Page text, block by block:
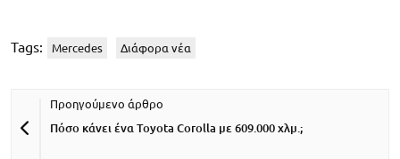
Tags: Mercedes Διάφορα νέα
Πόσο κάνει ένα Toyota Corolla με 609.000 χλμ.;